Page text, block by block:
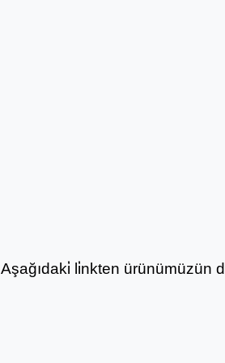
Aşağıdaki̇ li̇nkten ürünümüzün